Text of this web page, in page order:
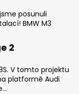
posunuli
BMW M3
2
V tomto projektu
platformě Audi